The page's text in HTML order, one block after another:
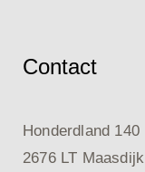
Contact
Honderdland 140
2676 LT Maasdijk